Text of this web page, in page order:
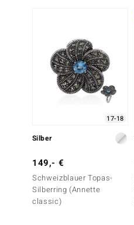
17-18
Silber
149,- €
Schweizblauer Topas-
Silberring (Annette
classic)